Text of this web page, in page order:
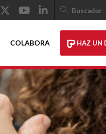
Buscador
COLABORA HAZ UN